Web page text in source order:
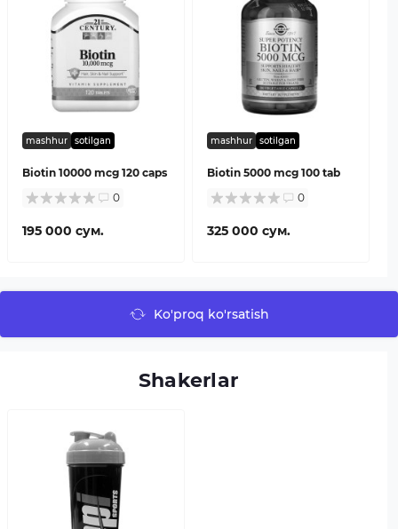
mashhur sotilgan
Biotin 10000 mcg 120 caps
0
195 000 сум.
mashhur sotilgan
Biotin 5000 mcg 100 tab
0
325 000 сум.
Ko'proq ko'rsatish
Shakerlar